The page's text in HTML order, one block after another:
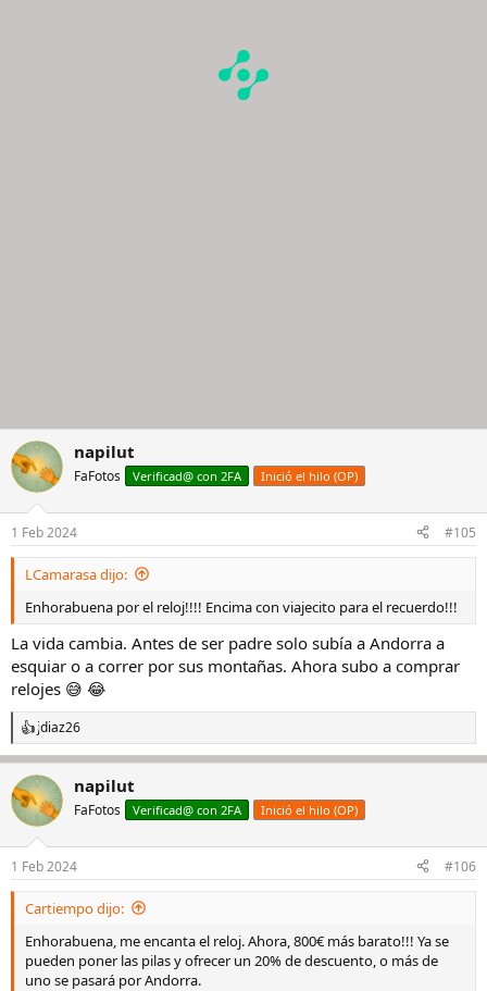
napilut
FaFotos Verificad@ con 2FA Inició el hilo (OP)
1 Feb 2024 #105
LCamarasa dijo:
Enhorabuena por el reloj!!!! Encima con viajecito para el recuerdo!!!
La vida cambia. Antes de ser padre solo subía a Andorra a
esquiar o a correr por sus montañas. Ahora subo a comprar
relojes 😅 😂
R
e
c
c
i
e
s
jdiaz26
napilut
FaFotos Verificad@ con 2FA Inició el hilo (OP)
1 Feb 2024 #106
Cartiempo dijo:
Enhorabuena, me encanta el reloj. Ahora, 800€ más barato!!! Ya se
pueden poner las pilas y ofrecer un 20% de descuento, o más de
uno se pasará por Andorra.